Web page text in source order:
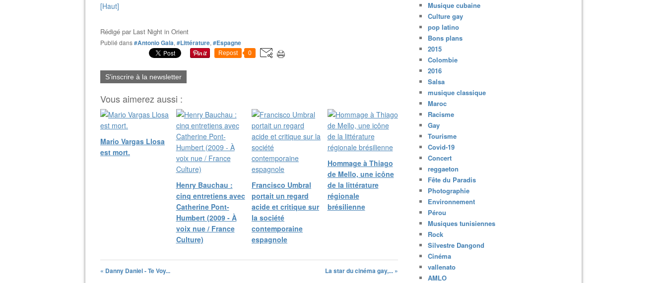
[Haut]
Rédigé par Last Night in Orient
Publié dans#Antonio Gala, #Littérature, #Espagne
Repost 0
S'inscrire à la newsletter
Vous aimerez aussi :
Mario Vargas Llosa
est mort.
Henry Bauchau :
cinq entretiens avec
Catherine Pont-
Humbert (2009 - À
voix nue / France
Culture)
Francisco Umbral
portait un regard
acide et critique sur
la société
contemporaine
espagnole
Hommage à Thiago
de Mello, une icône
de la littérature
régionale
brésilienne
« Danny Daniel - Te Voy... La star du cinéma gay,... »
Musique cubaine
Culture gay
pop latino
Bons plans
2015
Colombie
2016
Salsa
musique classique
Maroc
Racisme
Gay
Tourisme
Covid-19
Concert
reggaeton
Fête du Paradis
Photographie
Environnement
Pérou
Musiques tunisiennes
Rock
Silvestre Dangond
Cinéma
vallenato
AMLO